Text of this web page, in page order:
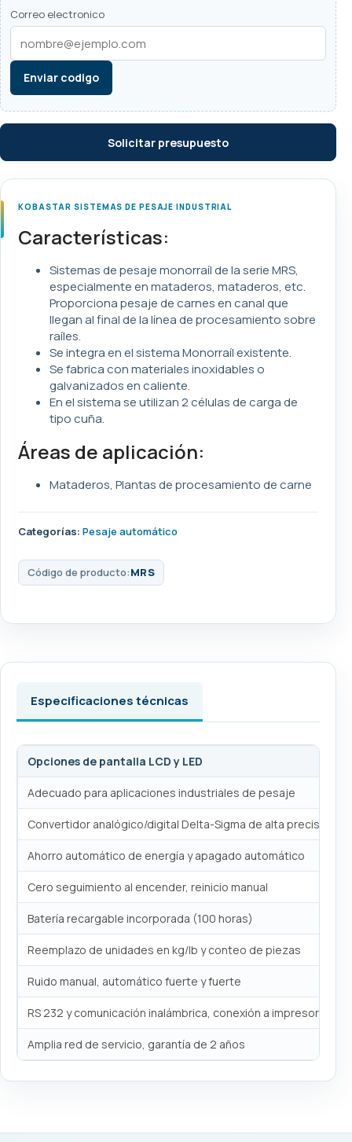
Correo electronico
Enviar codigo
Solicitar presupuesto
KOBASTAR SISTEMAS DE PESAJE INDUSTRIAL
Características:
Sistemas de pesaje monorraíl de la serie MRS,
especialmente en mataderos, mataderos, etc.
Proporciona pesaje de carnes en canal que
llegan al final de la línea de procesamiento sobre
raíles.
Se integra en el sistema Monorraíl existente.
Se fabrica con materiales inoxidables o
galvanizados en caliente.
En el sistema se utilizan 2 células de carga de
tipo cuña.
Áreas de aplicación:
Mataderos, Plantas de procesamiento de carne
Categorías: Pesaje automático
Código de producto:MRS
Especificaciones técnicas
Opciones de pantalla LCD y LED
Adecuado para aplicaciones industriales de pesaje
Convertidor analógico/digital Delta-Sigma de alta precisión
Ahorro automático de energía y apagado automático
Cero seguimiento al encender, reinicio manual
Batería recargable incorporada (100 horas)
Reemplazo de unidades en kg/lb y conteo de piezas
Ruido manual, automático fuerte y fuerte
RS 232 y comunicación inalámbrica, conexión a impresora y PC
Amplia red de servicio, garantía de 2 años